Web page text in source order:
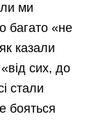
ми
багато «не
казали
сих, до
стали
бояться